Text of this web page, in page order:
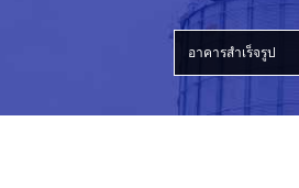
อาคารสำเร็จรูป